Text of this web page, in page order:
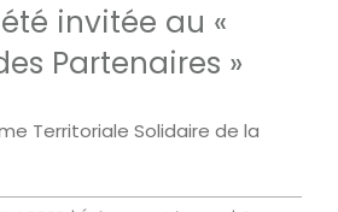
été invitée au «
Partenaires »
Territoriale Solidaire de la